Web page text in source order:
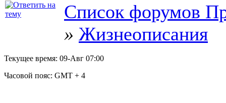
Список форумов
» Жизнеописания
Текущее время: 09-Авг 07:00
Часовой пояс: GMT + 4